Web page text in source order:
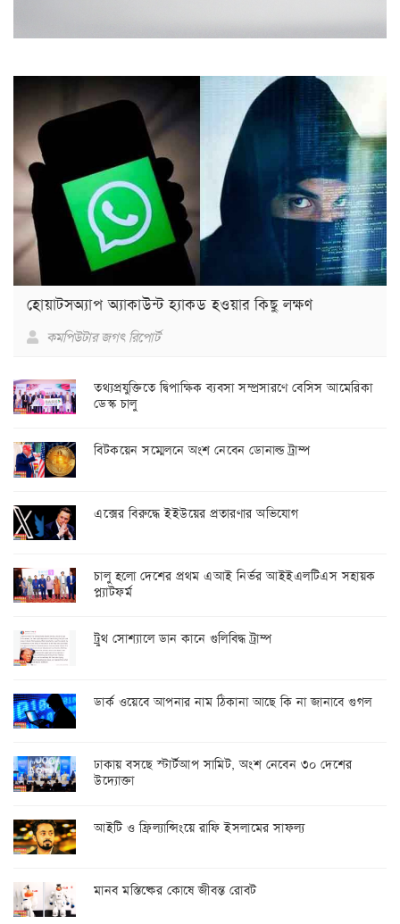
হোয়াটসঅ্যাপ অ্যাকাউন্ট হ্যাকড হওয়ার কিছু লক্ষণ
কমপিউটার জগৎ রিপোর্ট
তথ্যপ্রযুক্তিতে দ্বিপাক্ষিক ব্যবসা সম্প্রসারণে বেসিস আমেরিকা
ডেস্ক চালু
বিটকয়েন সম্মেলনে অংশ নেবেন ডোনাল্ড ট্রাম্প
এক্সের বিরুদ্ধে ইইউয়ের প্রতারণার অভিযোগ
চালু হলো দেশের প্রথম এআই নির্ভর আইইএলটিএস সহায়ক
প্ল্যাটফর্ম
ট্রুথ সোশ্যালে ডান কানে গুলিবিদ্ধ ট্রাম্প
ডার্ক ওয়েবে আপনার নাম ঠিকানা আছে কি না জানাবে গুগল
ঢাকায় বসছে স্টার্টআপ সামিট, অংশ নেবেন ৩০ দেশের
উদ্যোক্তা
আইটি ও ফ্রিল্যান্সিংয়ে রাফি ইসলামের সাফল্য
মানব মস্তিষ্কের কোষে জীবন্ত রোবট